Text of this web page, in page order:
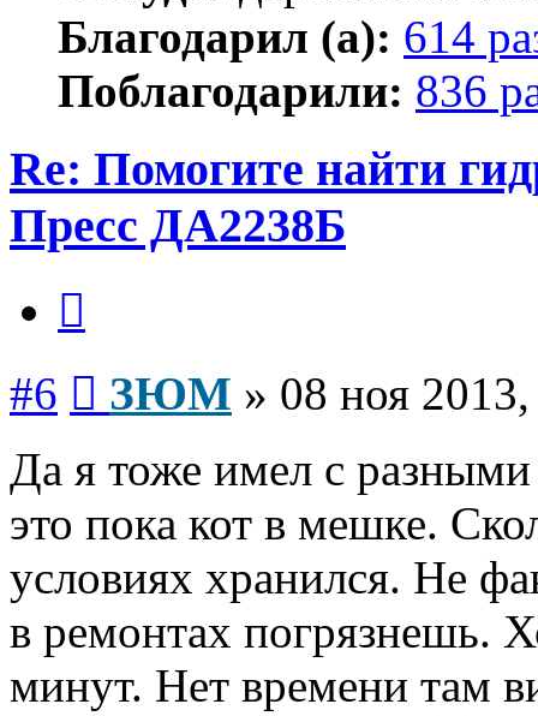
Благодарил (а): 614
Поблагодарили: 836
Re: Помогите найти
Пресс ДА2238Б
#6 ЗЮМ » 08 ноя
Да я тоже имел с
это пока кот в мешке.
условиях хранился. Не
в ремонтах погрязнешь.
минут. Нет времени там